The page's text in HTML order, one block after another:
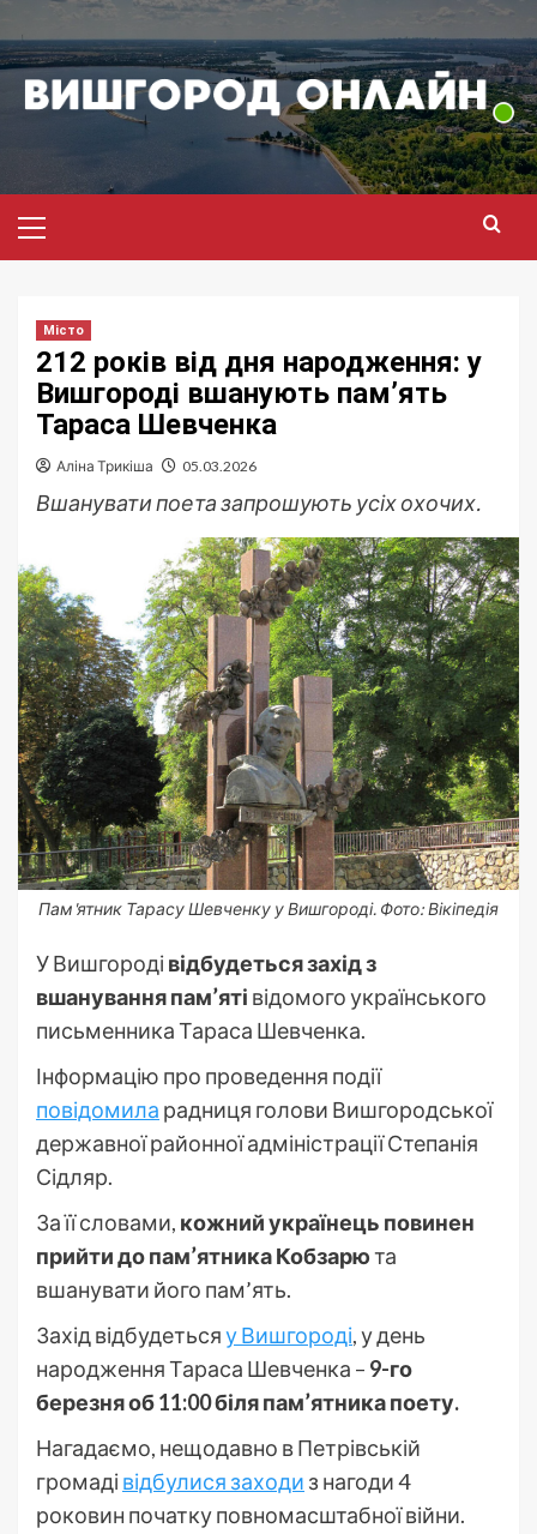
до
вмісту
меню
Місто
212 років від дня народження: у
Вишгороді вшанують пам’ять
Тараса Шевченка
Аліна Трикіша 05.03.2026
Вшанувати поета запрошують усіх охочих.
Пам'ятник Тарасу Шевченку у Вишгороді. Фото: Вікіпедія
У Вишгороді відбудеться захід з
вшанування пам’яті відомого українського
письменника Тараса Шевченка.
Інформацію про проведення події
повідомила радниця голови Вишгородської
державної районної адміністрації Степанія
Сідляр.
За її словами, кожний українець повинен
прийти до пам’ятника Кобзарюта
вшанувати його пам’ять.
Захід відбудетьсяу Вишгороді, у день
народження Тараса Шевченка – 9-го
березня об 11:00 біля пам’ятника поету.
Нагадаємо, нещодавно в Петрівській
громаді відбулися заходи з нагоди 4
роковин початку повномасштабної війни.